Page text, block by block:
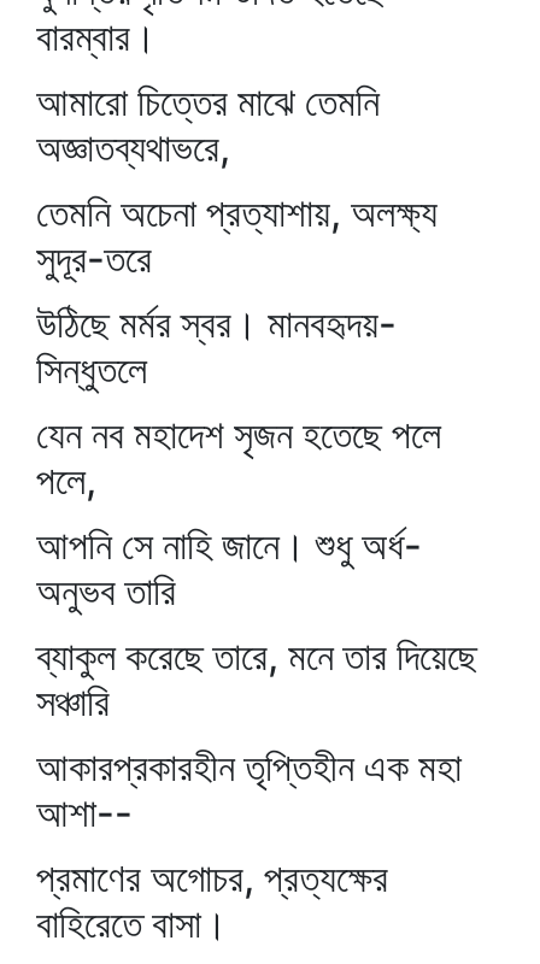
বারম্বার।
আমারো চিত্তের মাঝে তেমনি
অজ্ঞাতব্যথাভরে,
তেমনি অচেনা প্রত্যাশায়, অলক্ষ্য
সুদূর-তরে
উঠিছে মর্মর স্বর। মানবহৃদয়-
সিন্ধুতলে
যেন নব মহাদেশ সৃজন হতেছে পলে
পলে,
আপনি সে নাহি জানে। শুধু অর্ধ-
অনুভব তারি
ব্যাকুল করেছে তারে, মনে তার দিয়েছে
সঞ্চারি
আকারপ্রকারহীন তৃপ্তিহীন এক মহা
আশা--
প্রমাণের অগোচর, প্রত্যক্ষের
বাহিরেতে বাসা।